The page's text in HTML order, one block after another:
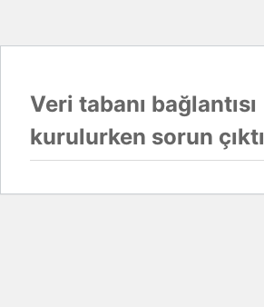
Veri tabanı bağlantısı
kurulurken sorun çıktı